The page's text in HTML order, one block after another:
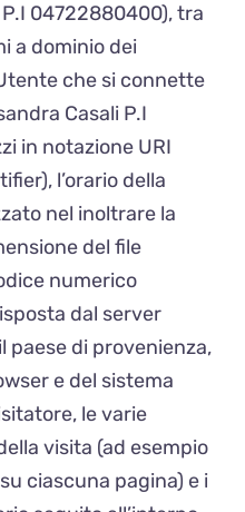
04722880400), tra
a dominio dei
che si connette
Casali P.I
in notazione URI
l’orario della
nel inoltrare la
del file
numerico
dal server
paese di provenienza,
e del sistema
le varie
visita (ad esempio
ciascuna pagina) e i